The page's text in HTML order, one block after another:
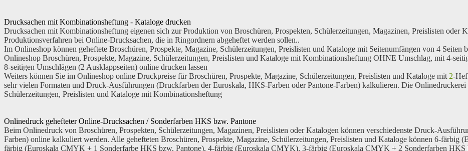
Drucksachen mit Kombinationsheftung - Kataloge drucken
Drucksachen mit Kombinationsheftung eigenen sich zur Produktion von Broschüren, Prospekten, Schülerzeitungen, Magazinen, Preislisten oder
Produktionsverfahren bei Online-Drucksachen, die in Ringordnern abgeheftet werden sollen..
Im Onlineshop können geheftete Broschüren, Prospekte, Magazine, Schülerzeitungen, Preislisten und Kataloge mit Seitenumfängen von 4
Onlineshop Broschüren, Prospekte, Magazine, Schülerzeitungen, Preislisten und Kataloge mit Kombinationsheftung OHNE Umschlag, mit 4-
8-seitigen Umschlägen (2 Ausklappseiten) online drucken lassen
Weiters können Sie im Onlineshop online Druckpreise für Broschüren, Prospekte, Magazine, Schülerzeitungen, Preislisten und Kataloge mit 2-
sehr vielen Formaten und Druck-Ausführungen (Druckfarben der Euroskala, HKS-Farben oder Pantone-Farben) kalkulieren. Die
Schülerzeitungen, Preislisten und Kataloge mit Kombinationsheftung
Onlinedruck gehefteter Online-Drucksachen / Sonderfarben HKS bzw. Pantone
Beim Onlinedruck von Broschüren, Prospekten, Schülerzeitungen, Magazinen, Preislisten oder Katalogen können verschiedenste Druck-
Farben) online kalkuliert werden. Alle gehefteten Broschüren, Prospekte, Magazine, Schülerzeitungen, Preislisten und Kataloge können 6-färbig
färbig (Euroskala CMYK + 1 Sonderfarbe HKS bzw. Pantone), 4-färbig (Euroskala CMYK), 3-färbig (Euroskala CMYK + 2 Sonderfarben HKS